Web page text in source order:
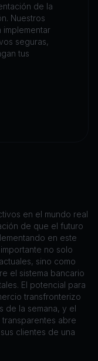
de la
Nuestros
implementar
seguras,
tus
en el mundo real
de que el futuro
en este
no solo
sino como
el sistema bancario
El potencial para
transfronterizo
de la semana, y el
abre
clientes de una